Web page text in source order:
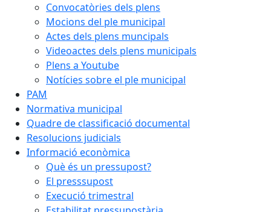
Convocatòries dels plens
Mocions del ple municipal
Actes dels plens muncipals
Videoactes dels plens municipals
Plens a Youtube
Notícies sobre el ple municipal
PAM
Normativa municipal
Quadre de classificació documental
Resolucions judicials
Informació econòmica
Què és un pressupost?
El presssupost
Execució trimestral